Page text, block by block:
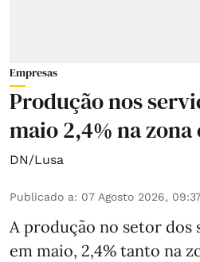
Empresas
Produção nos
maio 2,4% na zona
DN/Lusa
Publicado a: 07 Agosto 2026,
A produção no setor dos
em maio, 2,4% tanto na